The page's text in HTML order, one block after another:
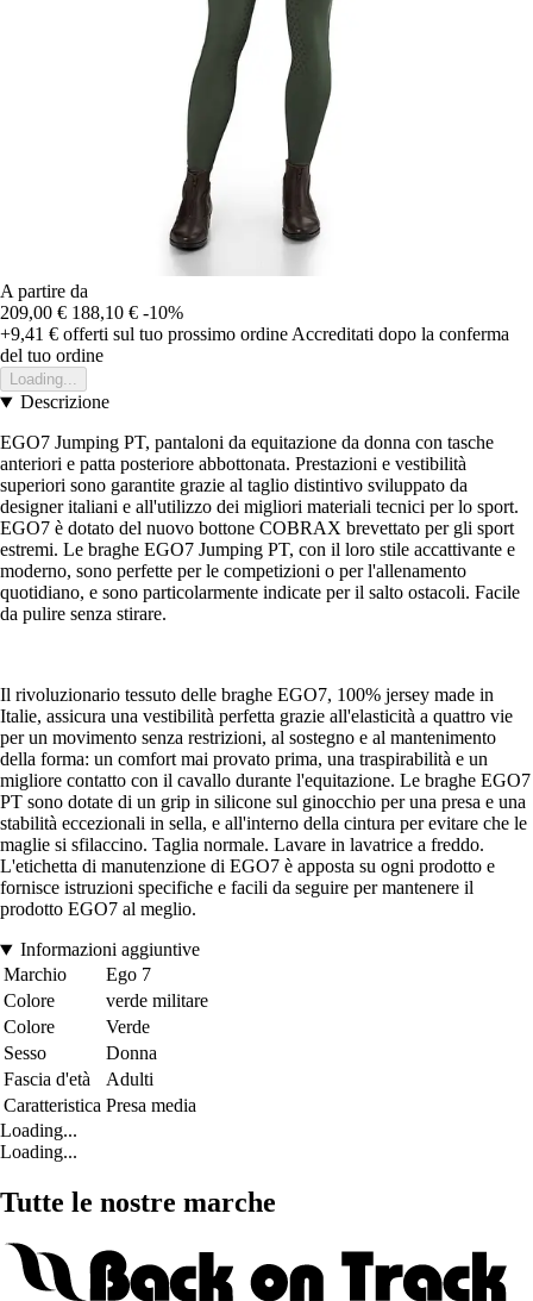
A partire da
209,00 € 188,10 € -10%
+9,41 € offerti sul tuo prossimo ordineAccreditati dopo la conferma
del tuo ordine
Loading...
Descrizione
EGO7 Jumping PT, pantaloni da equitazione da donna con tasche
anteriori e patta posteriore abbottonata. Prestazioni e vestibilità
superiori sono garantite grazie al taglio distintivo sviluppato da
designer italiani e all'utilizzo dei migliori materiali tecnici per lo sport.
EGO7 è dotato del nuovo bottone COBRAX brevettato per gli sport
estremi. Le braghe EGO7 Jumping PT, con il loro stile accattivante e
moderno, sono perfette per le competizioni o per l'allenamento
quotidiano, e sono particolarmente indicate per il salto ostacoli. Facile
da pulire senza stirare.
Il rivoluzionario tessuto delle braghe EGO7, 100% jersey made in
Italie, assicura una vestibilità perfetta grazie all'elasticità a quattro vie
per un movimento senza restrizioni, al sostegno e al mantenimento
della forma: un comfort mai provato prima, una traspirabilità e un
migliore contatto con il cavallo durante l'equitazione. Le braghe EGO7
PT sono dotate di un grip in silicone sul ginocchio per una presa e una
stabilità eccezionali in sella, e all'interno della cintura per evitare che le
maglie si sfilaccino. Taglia normale. Lavare in lavatrice a freddo.
L'etichetta di manutenzione di EGO7 è apposta su ogni prodotto e
fornisce istruzioni specifiche e facili da seguire per mantenere il
prodotto EGO7 al meglio.
Informazioni aggiuntive
Marchio
Ego 7
Colore
verde militare
Colore
Verde
Sesso
Donna
Fascia d'età
Adulti
Caratteristica Presa media
Loading...
Loading...
Tutte le nostre marche